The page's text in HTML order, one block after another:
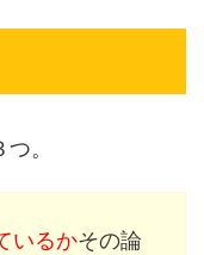
。
いるかその論